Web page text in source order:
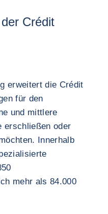
Crédit
erweitert die Crédit
für den
und mittlere
erschließen oder
Innerhalb
mehr als 84.000